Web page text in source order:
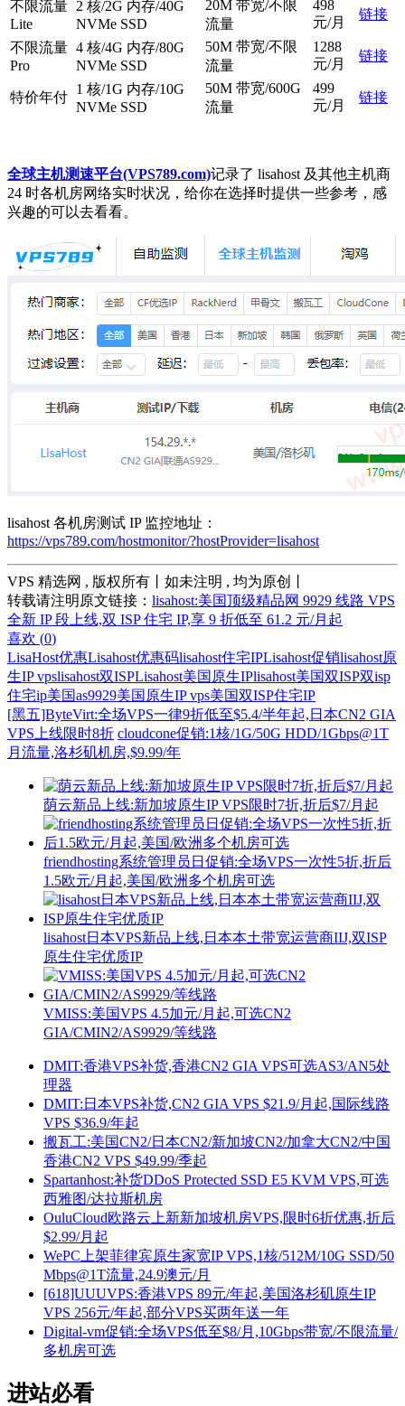
不限流量
Lite
2 核/2G 内存/40G
NVMe SSD
20M 带宽/不限
流量
498
元/月
链接
不限流量
Pro
4 核/4G 内存/80G
NVMe SSD
50M 带宽/不限
流量
1288
元/月
链接
特价年付
1 核/1G 内存/10G
NVMe SSD
50M 带宽/600G
流量
499
元/月
链接
全球主机测速平台(VPS789.com)记录了 lisahost 及其他主机商
24 时各机房网络实时状况，给你在选择时提供一些参考，感
兴趣的可以去看看。
lisahost 各机房测试 IP 监控地址：
https://vps789.com/hostmonitor/?hostProvider=lisahost
VPS 精选网 , 版权所有丨如未注明 , 均为原创丨
转载请注明原文链接： lisahost:美国顶级精品网 9929 线路 VPS
全新 IP 段上线,双 ISP 住宅 IP,享 9 折低至 61.2 元/月起
喜欢 (0)
LisaHost优惠Lisahost优惠码lisahost住宅IPLisahost促销lisahost原
生IP vpslisahost双ISPLisahost美国原生IPlisahost美国双ISP双isp
住宅ip美国as9929美国原生IP vps美国双ISP住宅IP
[黑五]ByteVirt:全场VPS一律9折低至$5.4/半年起,日本CN2 GIA
VPS上线限时8折 cloudcone促销:1核/1G/50G HDD/1Gbps@1T
月流量,洛杉矶机房,$9.99/年
荫云新品上线:新加坡原生IP VPS限时7折,折后$7/月起
friendhosting系统管理员日促销:全场VPS一次性5折,折后
1.5欧元/月起,美国/欧洲多个机房可选
lisahost日本VPS新品上线,日本本土带宽运营商IIJ,双ISP
原生住宅优质IP
VMISS:美国VPS 4.5加元/月起,可选CN2
GIA/CMIN2/AS9929/等线路
DMIT:香港VPS补货,香港CN2 GIA VPS可选AS3/AN5处
理器
DMIT:日本VPS补货,CN2 GIA VPS $21.9/月起,国际线路
VPS $36.9/年起
搬瓦工:美国CN2/日本CN2/新加坡CN2/加拿大CN2/中国
香港CN2 VPS $49.99/季起
Spartanhost:补货DDoS Protected SSD E5 KVM VPS,可选
西雅图/达拉斯机房
OuluCloud欧路云上新新加坡机房VPS,限时6折优惠,折后
$2.99/月起
WePC上架菲律宾原生家宽IP VPS,1核/512M/10G SSD/50
Mbps@1T流量,24.9澳元/月
[618]UUUVPS:香港VPS 89元/年起,美国洛杉矶原生IP
VPS 256元/年起,部分VPS买两年送一年
Digital-vm促销:全场VPS低至$8/月,10Gbps带宽/不限流量/
多机房可选
进站必看